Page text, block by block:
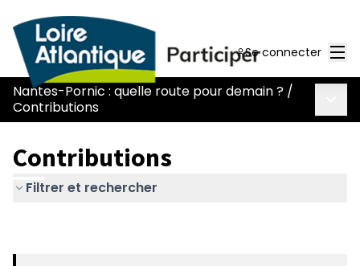
Se connecter
Nantes-Pornic : quelle route pour demain ? /
Contributions
Contributions
Filtrer et rechercher